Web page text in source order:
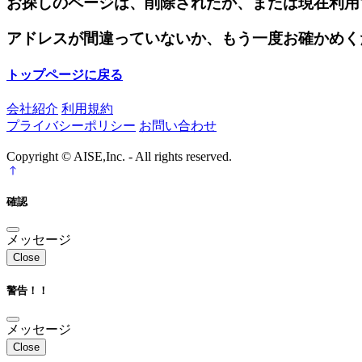
アドレスが間違っていないか、もう一度お確かめ
トップページに戻る
会社紹介 利用規約
プライバシーポリシー お問い合わせ
Copyright © AISE,Inc. - All rights reserved.
確認
メッセージ
Close
警告！！
メッセージ
Close